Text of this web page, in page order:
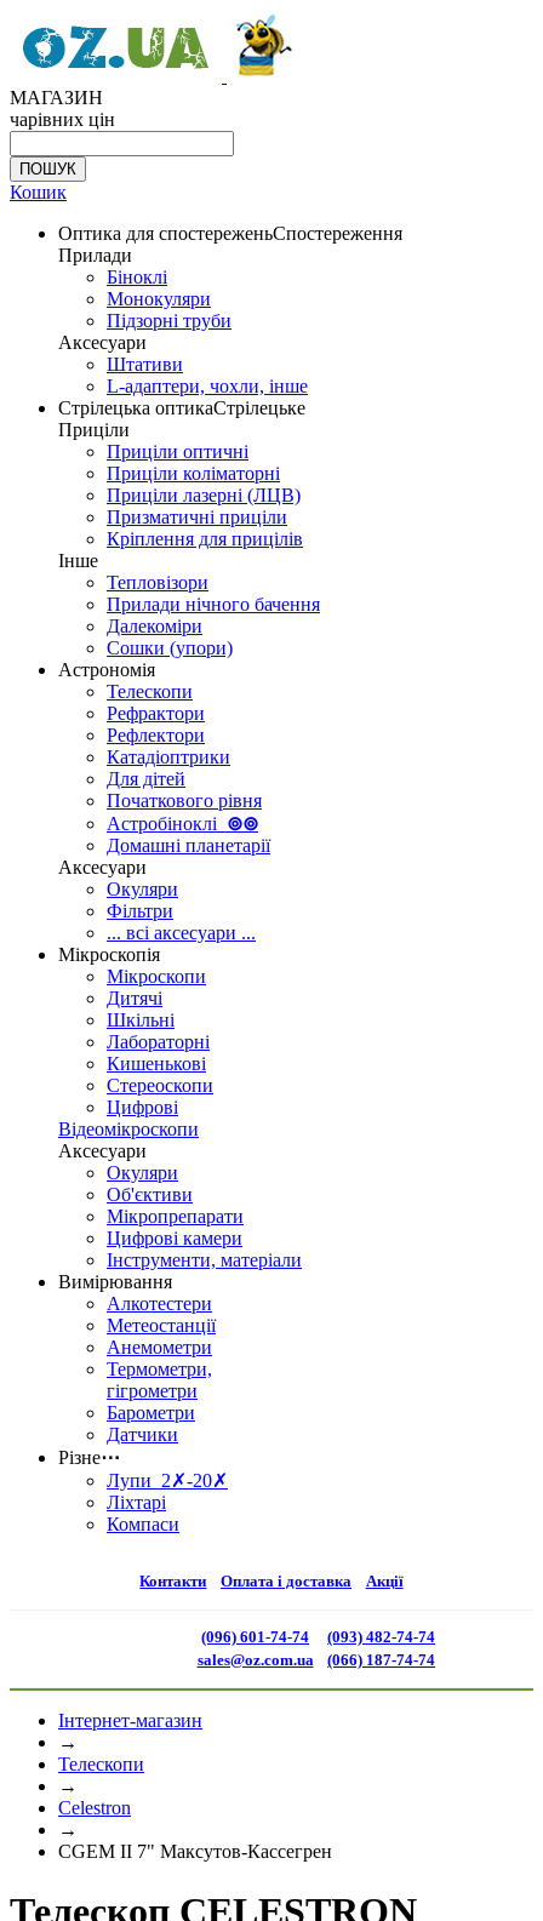
МАГАЗИН
чарівних цін
Кошик
Оптика для спостереженьСпостереження
Прилади
Біноклі
Монокуляри
Підзорні труби
Аксесуари
Штативи
L-адаптери, чохли, інше
Стрілецька оптикаСтрілецьке
Приціли
Приціли оптичні
Приціли коліматорні
Приціли лазерні (ЛЦВ)
Призматичні приціли
Кріплення для прицілів
Інше
Тепловізори
Прилади нічного бачення
Далекоміри
Сошки (упори)
Астрономія
Телескопи
Рефрактори
Рефлектори
Катадіоптрики
Для дітей
Початкового рівня
Астробіноклі ⊚⊚
Домашні планетарії
Аксесуари
Окуляри
Фільтри
... всі аксесуари ...
Мікроскопія
Мікроскопи
Дитячі
Шкільні
Лабораторні
Кишенькові
Стереоскопи
Цифрові
Відеомікроскопи
Аксесуари
Окуляри
Об'єктиви
Мікропрепарати
Цифрові камери
Інструменти, матеріали
Вимірювання
Алкотестери
Метеостанції
Анемометри
Термометри,
гігрометри
Барометри
Датчики
Різне⋯
Лупи 2✗-20✗
Ліхтарі
Компаси
Контакти Оплата і доставка Акції
(096) 601-74-74
sales@oz.com.ua
(093) 482-74-74
(066) 187-74-74
Інтернет-магазин
→
Телескопи
→
Celestron
→
CGEM II 7" Максутов-Кассегрен
Телескоп CELESTRON